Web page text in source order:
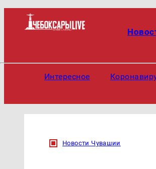
Интересное
Новости Чувашии